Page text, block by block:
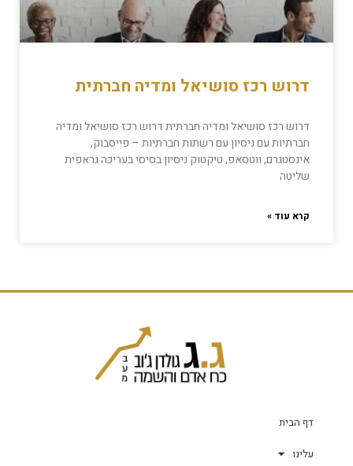
דרוש רכז סושיאל ומדיה חברתית
דרוש רכז סושיאל ומדיה חברתית דרוש רכז סושיאל ומדיה
חברתיות עם ניסיון עם רשתות חברתיות – פייסבוק,
אינסטגרם, ווטסאפ, טיקטוק ניסיון בסיסי בעריכה גראפית
שליטה
קרא עוד »
דף הבית
עלינו